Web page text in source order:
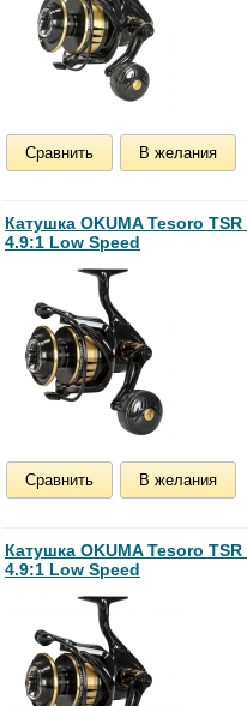
Сравнить В желания
Катушка OKUMA Tesoro
4.9:1 Low Speed
Сравнить В желания
Катушка OKUMA Tesoro
4.9:1 Low Speed